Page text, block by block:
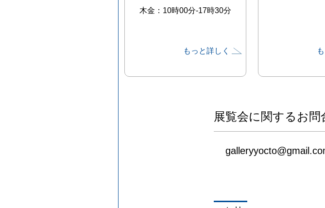
木金：10時00分-17時30分
もっと詳しく
展覧会に関するお問